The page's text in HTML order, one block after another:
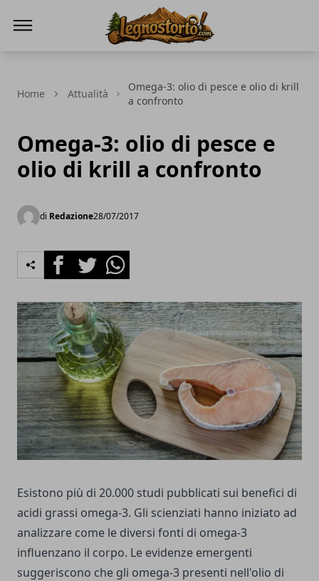
Home Attualità
Omega-3: olio di pesce e olio di krill
a confronto
Omega-3: olio di pesce e
olio di krill a confronto
di Redazione28/07/2017
FacebookTwitterWhatsapp
Esistono più di 20.000 studi pubblicati sui benefici di
acidi grassi omega-3. Gli scienziati hanno iniziato ad
analizzare come le diversi fonti di omega-3
influenzano il corpo. Le evidenze emergenti
suggeriscono che gli omega-3 presenti nell'olio di